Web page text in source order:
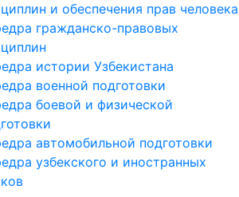
и обеспечения прав человека
гражданско-правовых
истории Узбекистана
военной подготовки
боевой и физической
автомобильной подготовки
узбекского и иностранных